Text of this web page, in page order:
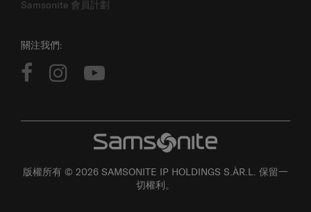
Samsonite 會員計劃
關注我們:
版權所有 © 2026 SAMSONITE IP HOLDINGS S.ÀR.L. 保留一
切權利。